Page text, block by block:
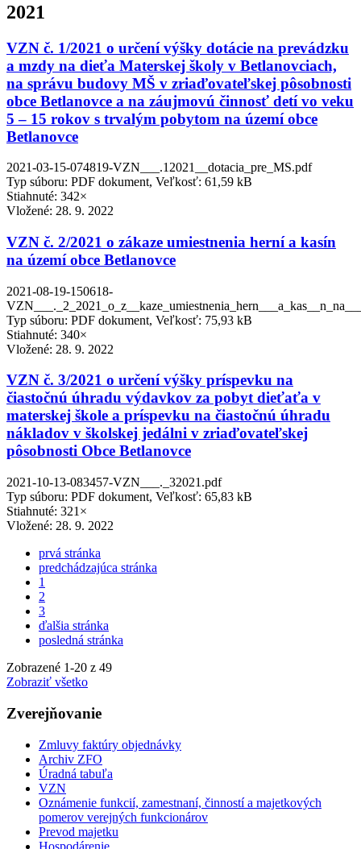
2021
VZN č. 1/2021 o určení výšky dotácie na prevádzku
a mzdy na dieťa Materskej školy v Betlanovciach,
na správu budovy MŠ v zriaďovateľskej pôsobnosti
obce Betlanovce a na záujmovú činnosť detí vo veku
5 – 15 rokov s trvalým pobytom na území obce
Betlanovce
2021-03-15-074819-VZN___.12021__dotacia_pre_MS.pdf
Typ súboru: PDF dokument, Veľkosť: 61,59 kB
Stiahnuté: 342×
Vložené: 28. 9. 2022
VZN č. 2/2021 o zákaze umiestnenia herní a kasín
na území obce Betlanovce
2021-08-19-150618-
Typ súboru: PDF dokument, Veľkosť: 75,93 kB
Stiahnuté: 340×
Vložené: 28. 9. 2022
VZN č. 3/2021 o určení výšky príspevku na
čiastočnú úhradu výdavkov za pobyt dieťaťa v
materskej škole a príspevku na čiastočnú úhradu
nákladov v školskej jedálni v zriaďovateľskej
pôsobnosti Obce Betlanovce
2021-10-13-083457-VZN___._32021.pdf
Typ súboru: PDF dokument, Veľkosť: 65,83 kB
Stiahnuté: 321×
Vložené: 28. 9. 2022
prvá stránka
predchádzajúca stránka
1
2
3
ďalšia stránka
posledná stránka
Zobrazené 1-20 z 49
Zobraziť všetko
Zverejňovanie
Zmluvy faktúry objednávky
Archiv ZFO
Úradná tabuľa
VZN
Oznámenie funkcií, zamestnaní, činností a majetkových
pomerov verejných funkcionárov
Prevod majetku
Hospodárenie